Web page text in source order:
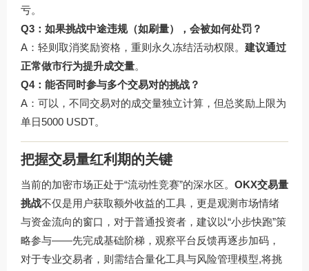
亏。
Q3：如果挑战中途违规（如刷量），会被如何处罚？
A：轻则取消奖励资格，重则永久冻结活动权限。 建议通过
正常做市行为提升成交量。
Q4：能否同时参与多个交易对的挑战？
A：可以，不同交易对的成交量独立计算，但总奖励上限为
单日5000 USDT。
把握交易量红利期的关键
当前的加密市场正处于“流动性竞赛”的深水区。 OKX交易量
挑战不仅是用户获取额外收益的工具，更是观测市场情绪
与资金流向的窗口，对于普通投资者，建议以“小步快跑”策
略参与——先完成基础阶梯，观察平台反馈再逐步加码，
对于专业交易者，则需结合量化工具与风险管理模型,将挑